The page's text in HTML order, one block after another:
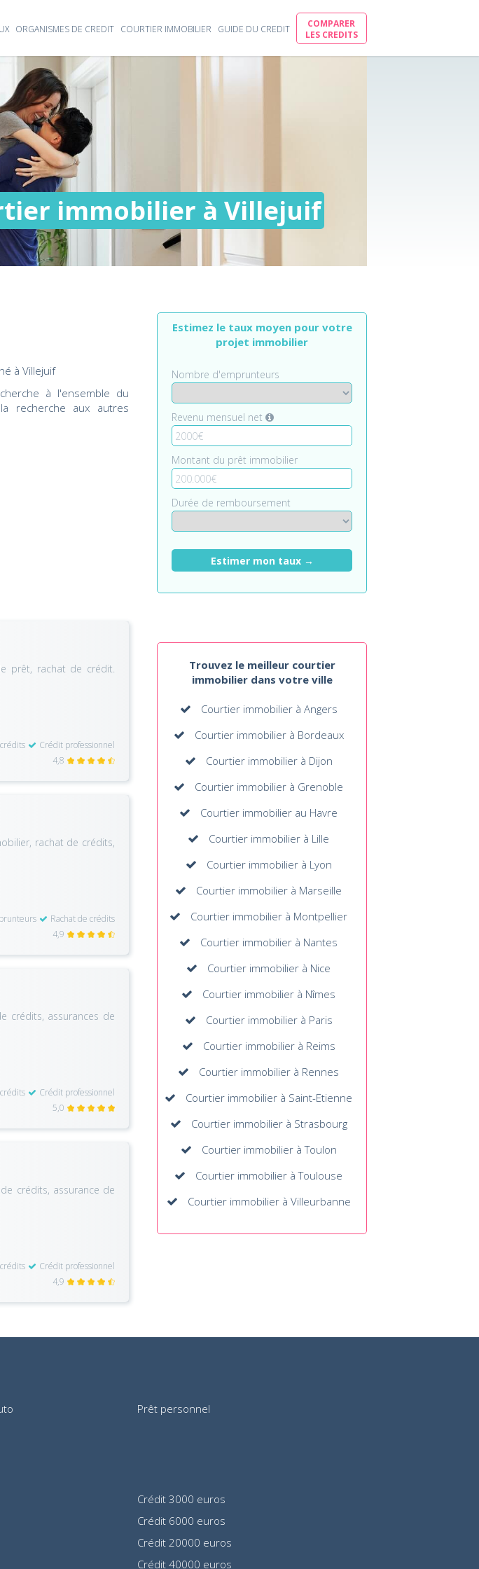
ORGANISMES DE CREDIT COURTIER IMMOBILIER GUIDE DU CREDIT
COMPARER
LES CREDITS
immobilier à Villejuif
à Villejuif
à l'ensemble du
recherche aux autres
Estimez le taux moyen pour votre
projet immobilier
Nombre d'emprunteurs
Revenu mensuel net
Montant du prêt immobilier
Durée de remboursement
Estimer mon taux →
prêt, rachat de crédit.
Crédit professionnel
4,8
rachat de crédits,
Rachat de crédits
4,9
crédits, assurances de
Crédit professionnel
5,0
crédits, assurance de
Crédit professionnel
4,9
Trouvez le meilleur courtier
immobilier dans votre ville
Courtier immobilier à Angers
Courtier immobilier à Bordeaux
Courtier immobilier à Dijon
Courtier immobilier à Grenoble
Courtier immobilier au Havre
Courtier immobilier à Lille
Courtier immobilier à Lyon
Courtier immobilier à Marseille
Courtier immobilier à Montpellier
Courtier immobilier à Nantes
Courtier immobilier à Nice
Courtier immobilier à Nîmes
Courtier immobilier à Paris
Courtier immobilier à Reims
Courtier immobilier à Rennes
Courtier immobilier à Saint-Etienne
Courtier immobilier à Strasbourg
Courtier immobilier à Toulon
Courtier immobilier à Toulouse
Courtier immobilier à Villeurbanne
Prêt personnel
Crédit 3000 euros
Crédit 6000 euros
Crédit 20000 euros
Crédit 40000 euros